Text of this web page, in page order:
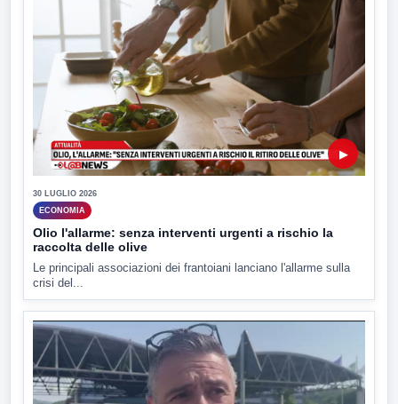
▶
30 LUGLIO 2026
ECONOMIA
Olio l'allarme: senza interventi urgenti a rischio la
raccolta delle olive
Le principali associazioni dei frantoiani lanciano l'allarme sulla
crisi del...